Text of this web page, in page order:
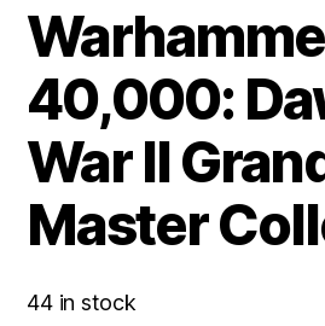
40,000:
War II
Master
44 in stock